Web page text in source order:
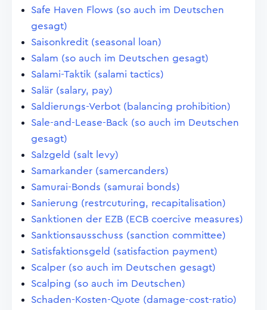
Safe Haven Flows (so auch im Deutschen
gesagt)
Saisonkredit (seasonal loan)
Salam (so auch im Deutschen gesagt)
Salami-Taktik (salami tactics)
Salär (salary, pay)
Saldierungs-Verbot (balancing prohibition)
Sale-and-Lease-Back (so auch im Deutschen
gesagt)
Salzgeld (salt levy)
Samarkander (samercanders)
Samurai-Bonds (samurai bonds)
Sanierung (restrcuturing, recapitalisation)
Sanktionen der EZB (ECB coercive measures)
Sanktionsausschuss (sanction committee)
Satisfaktionsgeld (satisfaction payment)
Scalper (so auch im Deutschen gesagt)
Scalping (so auch im Deutschen)
Schaden-Kosten-Quote (damage-cost-ratio)